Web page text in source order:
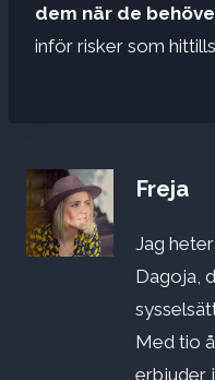
dem när de
inför risker som
Freja
Jag
Dagoja,
Med tio
erbjuder